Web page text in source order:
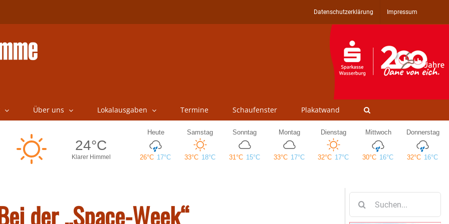
Datenschutzerklärung Impressum
Über uns Lokalausgaben Termine Schaufenster Plakatwand
der „Space-Week“
nach: